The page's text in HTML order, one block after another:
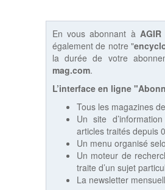
En vous abonnant à
également de notre "
la durée de votre
mag.com.
L’interface en ligne
Tous les magazines
Un site
articles traités depuis
Un menu organisé
Un moteur de
traite d’un sujet
La newsletter